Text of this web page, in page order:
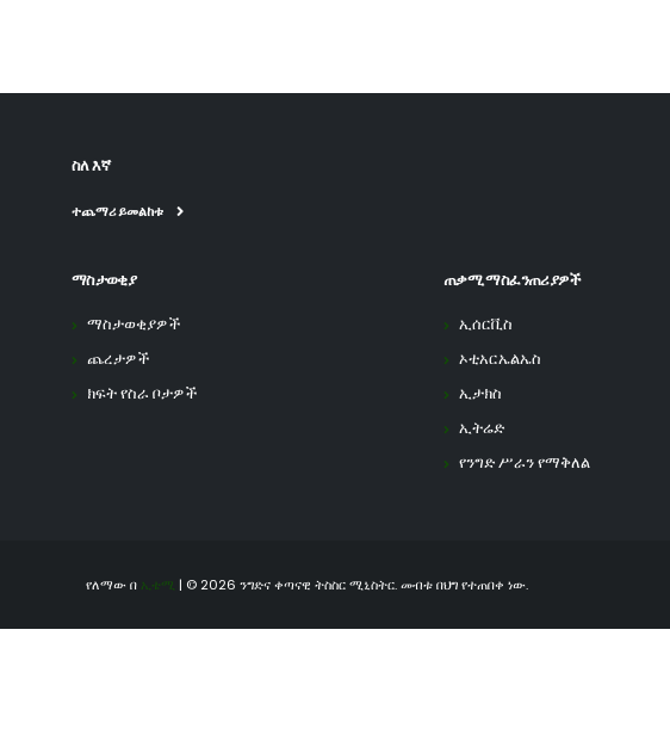
ስለ እኛ
ተጨማሪ ይመልከቱ
ማስታወቂያ
ማስታወቂያዎች
ጨረታዎች
ክፍት የስራ ቦታዎች
ጠቃሚ ማስፈንጠሪያዎች
ኢሰርቪስ
ኦቲአርኤልኤስ
ኢታክስ
ኢትሬድ
የንግድ ሥራን የማቅለል
የለማው በ ኢቴሚ | © 2026 ንግድና ቀጣናዊ ትስስር ሚኒስትር. መብቱ በህግ የተጠበቀ ነው.